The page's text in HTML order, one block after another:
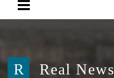
R Real News